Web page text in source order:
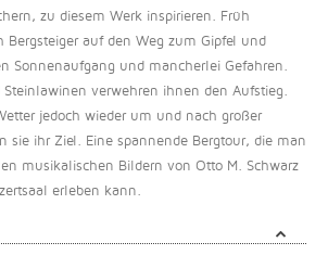
zu diesem Werk inspirieren. Früh
Bergsteiger auf den Weg zum Gipfel und
Sonnenaufgang und mancherlei Gefahren.
Steinlawinen verwehren ihnen den Aufstieg.
jedoch wieder um und nach großer
sie ihr Ziel. Eine spannende Bergtour, die man
musikalischen Bildern von Otto M. Schwarz
erleben kann.